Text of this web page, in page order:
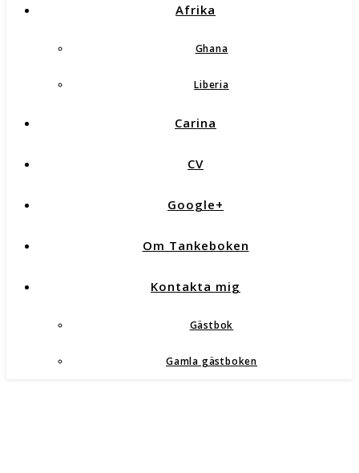
Afrika
Ghana
Liberia
Carina
CV
Google+
Om Tankeboken
Kontakta mig
Gästbok
Gamla gästboken